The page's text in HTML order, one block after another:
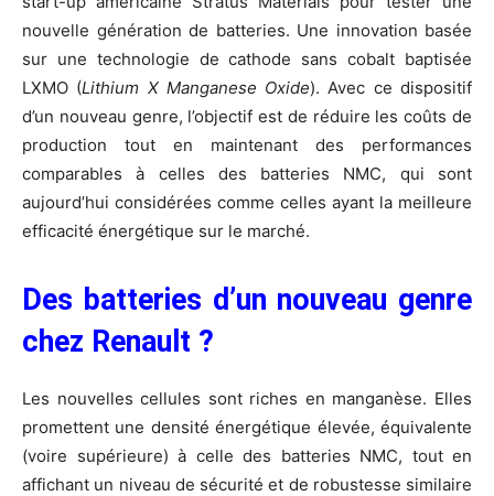
nouvelle génération de batteries. Une innovation basée
sur une technologie de cathode sans cobalt baptisée
LXMO (Lithium X Manganese Oxide). Avec ce dispositif
d’un nouveau genre, l’objectif est de réduire les coûts de
production tout en maintenant des performances
comparables à celles des batteries NMC, qui sont
aujourd’hui considérées comme celles ayant la meilleure
efficacité énergétique sur le marché.
Des batteries d’un nouveau genre
chez Renault ?
Les nouvelles cellules sont riches en manganèse. Elles
promettent une densité énergétique élevée, équivalente
(voire supérieure) à celle des batteries NMC, tout en
affichant un niveau de sécurité et de robustesse similaire